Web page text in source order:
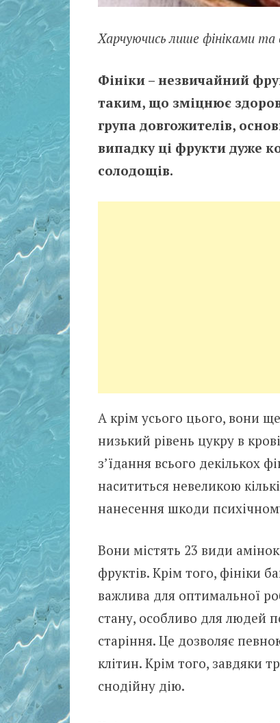
Харчуючись лише фініками
Фініки – незвичайний
таким, що зміцнює
група довгожителів,
випадку ці фрукти дуже
солодощів.
А крім усього цього, вони
низький рівень цукру в
з’їдання всього декількох
насититься невеликою
нанесення шкоди
Вони містять 23 види
фруктів. Крім того, фініки
важлива для оптимальної
стану, особливо для людей
старіння. Це дозволяє
клітин. Крім того, завдяки
снодійну дію.